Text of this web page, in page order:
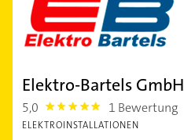
Elektro-Bartels GmbH
5,0 5.0 1 Bewertung
ELEKTROINSTALLATIONEN